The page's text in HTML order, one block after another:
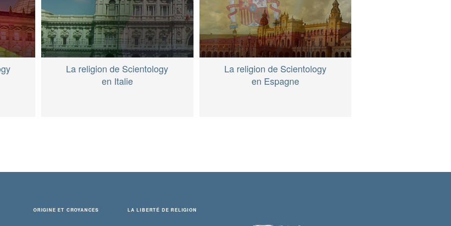
La religion de Scientology
en Italie
La religion de Scientology
en Espagne
ORIGINE ET CROYANCES LA LIBERTÉ DE RELIGION